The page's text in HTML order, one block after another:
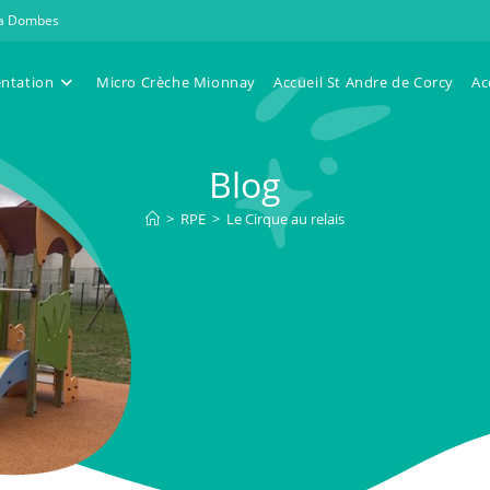
Dombes
Micro Crèche Mionnay Accueil St Andre de Corcy
Blog
> RPE > Le Cirque au relais